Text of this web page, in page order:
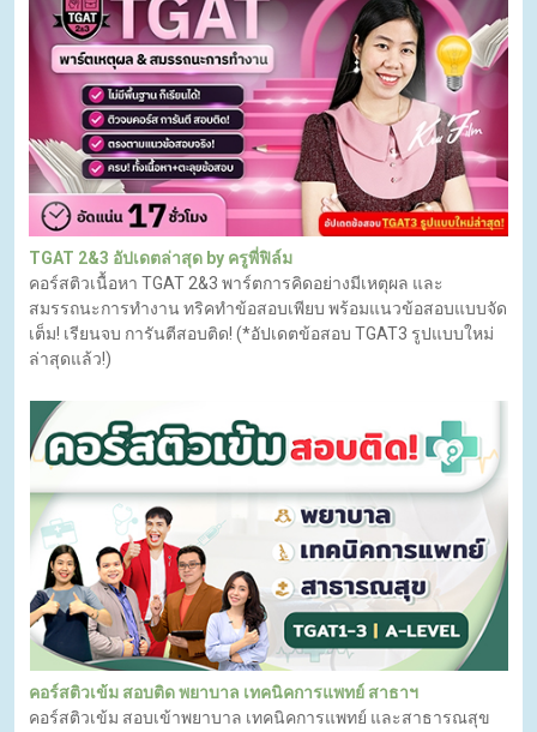
TGAT 2&3 อัปเดตล่าสุด by ครูพี่ฟิล์ม
คอร์สติวเนื้อหา TGAT 2&3 พาร์ตการคิดอย่างมีเหตุผล และ
สมรรถนะการทำงาน ทริคทำข้อสอบเพียบ พร้อมแนวข้อสอบแบบจัด
เต็ม! เรียนจบ การันตีสอบติด! (*อัปเดตข้อสอบ TGAT3 รูปแบบใหม่
ล่าสุดแล้ว!)
คอร์สติวเข้ม สอบติด พยาบาล เทคนิคการแพทย์ สาธาฯ
คอร์สติวเข้ม สอบเข้าพยาบาล เทคนิคการแพทย์ และสาธารณสุข